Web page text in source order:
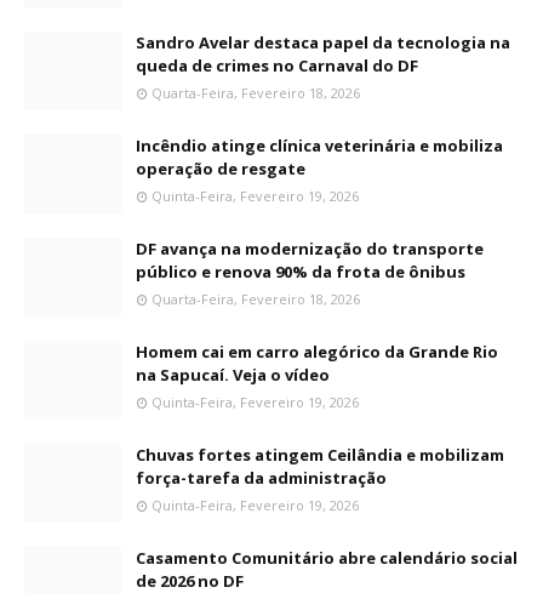
Sandro Avelar destaca papel da tecnologia na
queda de crimes no Carnaval do DF
Quarta-Feira, Fevereiro 18, 2026
Incêndio atinge clínica veterinária e mobiliza
operação de resgate
Quinta-Feira, Fevereiro 19, 2026
DF avança na modernização do transporte
público e renova 90% da frota de ônibus
Quarta-Feira, Fevereiro 18, 2026
Homem cai em carro alegórico da Grande Rio
na Sapucaí. Veja o vídeo
Quinta-Feira, Fevereiro 19, 2026
Chuvas fortes atingem Ceilândia e mobilizam
força-tarefa da administração
Quinta-Feira, Fevereiro 19, 2026
Casamento Comunitário abre calendário social
de 2026 no DF